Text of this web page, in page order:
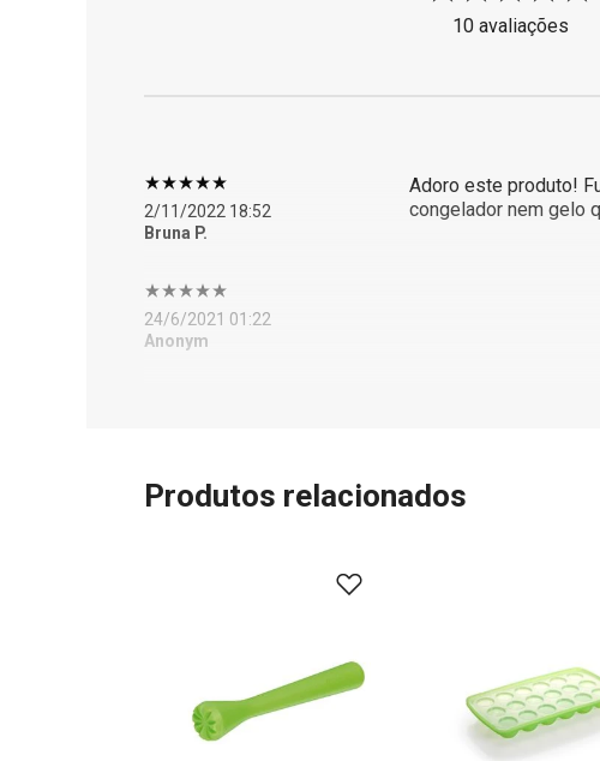
10 avaliações
2/11/2022 18:52
Bruna P.
Adoro este produto!
congelador nem gelo
24/6/2021 01:22
Anonym
Produtos relacionados